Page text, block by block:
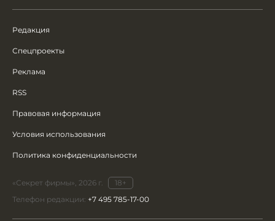
Редакция
Спецпроекты
Реклама
RSS
Правовая информация
Условия использования
Политика конфиденциальности
«Секрет фирмы», 2026 г.
18+
Телефон редакции: +7 495 785-17-00